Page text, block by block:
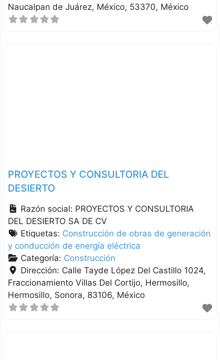
Naucalpan de Juárez México 53370 México
PROYECTOS Y CONSULTORIA DEL
DESIERTO
Razón social: PROYECTOS Y CONSULTORIA
DEL DESIERTO SA DE CV
Etiquetas: Construcción de obras de generación
y conducción de energía eléctrica
Categoría: Construcción
Dirección: Calle Tayde López Del Castillo 1024,
Fraccionamiento Villas Del Cortijo, Hermosillo
Hermosillo Sonora 83106 México